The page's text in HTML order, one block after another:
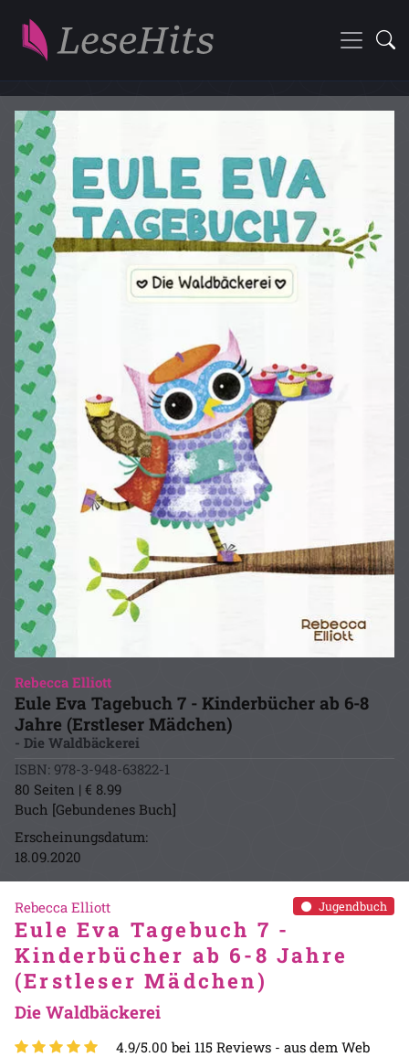
Rebecca Elliott
Eule Eva Tagebuch 7 - Kinderbücher ab 6-8
Jahre (Erstleser Mädchen)
- Die Waldbäckerei
ISBN: 978-3-948-63822-1
80 Seiten | € 8.99
Buch [Gebundenes Buch]
Erscheinungsdatum:
18.09.2020
Jugendbuch
Rebecca Elliott
Eule Eva Tagebuch 7 -
Kinderbücher ab 6-8 Jahre
(Erstleser Mädchen)
Die Waldbäckerei
4.9/5.00 bei 115 Reviews - aus dem Web